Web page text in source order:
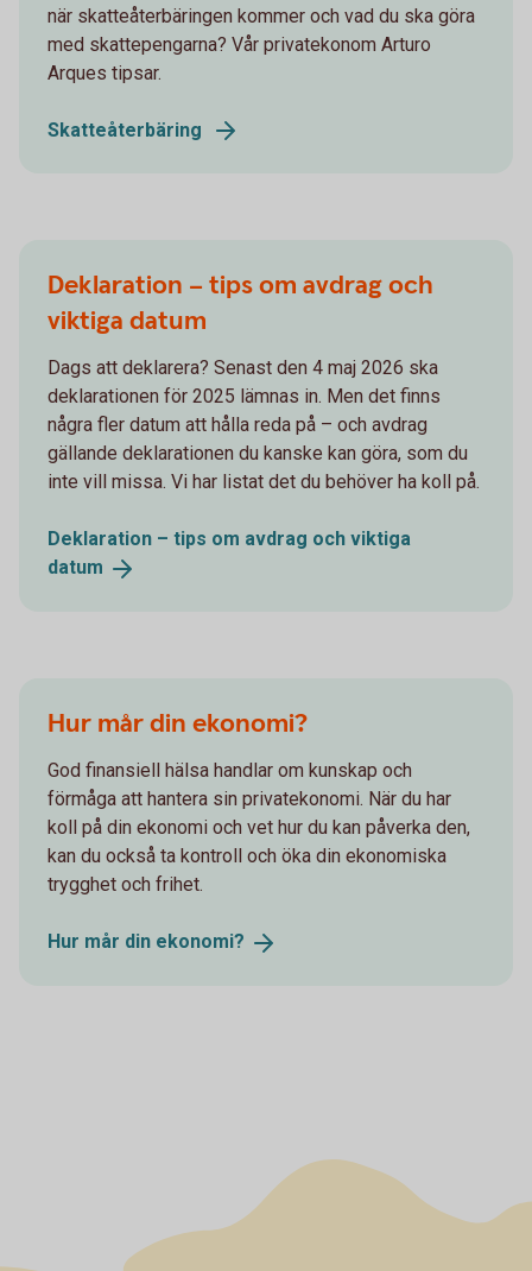
när skatteåterbäringen kommer och vad du ska göra
med skattepengarna? Vår privatekonom Arturo
Arques tipsar.
Skatteåterbäring
Deklaration – tips om avdrag och
viktiga datum
Dags att deklarera? Senast den 4 maj 2026 ska
deklarationen för 2025 lämnas in. Men det finns
några fler datum att hålla reda på – och avdrag
gällande deklarationen du kanske kan göra, som du
inte vill missa. Vi har listat det du behöver ha koll på.
Deklaration – tips om avdrag och viktiga
datum
Hur mår din ekonomi?
God finansiell hälsa handlar om kunskap och
förmåga att hantera sin privatekonomi. När du har
koll på din ekonomi och vet hur du kan påverka den,
kan du också ta kontroll och öka din ekonomiska
trygghet och frihet.
Hur mår din ekonomi?